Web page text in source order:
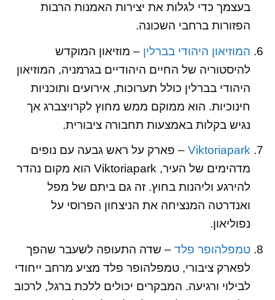
בעצמך כדי לגלות את יצירות האמנות הרבות
הפזורות ברחבי השכונה.
המוזיאון היהודי בברלין – מוזיאון המוקדש
להיסטוריה של החיים היהודיים בגרמניה, המוזיאון
היהודי בברלין כולל תערוכות, אירועים ותוכניות
חינוכיות. הוא ממוקם ממש מחוץ לקרויצברג אך
נגיש בקלות באמצעות תחבורה ציבורית.
Viktoriapark– פארק על ראש גבעה עם נופים
מדהימים של העיר, Viktoriapark הוא מקום נהדר
להירגע וליהנות בחוץ. זה גם ביתם של מפל
ואנדרטה המנציחה את הניצחון הפרוסי על
נפוליאון.
טמפלהופר פלד– שדה התעופה לשעבר שהפך
לפארק ציבורי, טמפלהופר פלד מציע מרחב ייחודי
לבילוי ורגיעה. המבקרים יכולים ללכת ברגל, לרכוב